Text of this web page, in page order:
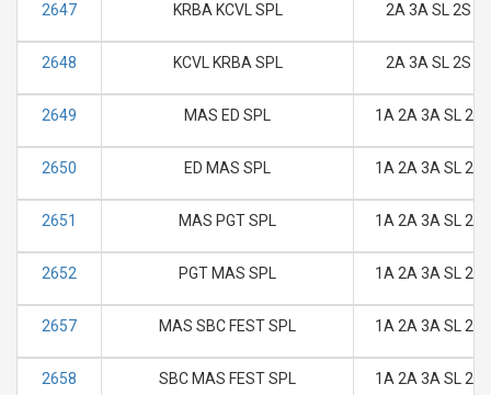
2647 KRBA KCVL SPL 2A 3A SL 2S
2648 KCVL KRBA SPL 2A 3A SL 2S
2649 MAS ED SPL 1A 2A 3A SL 2S
2650 ED MAS SPL 1A 2A 3A SL 2S
2651 MAS PGT SPL 1A 2A 3A SL 2S
2652 PGT MAS SPL 1A 2A 3A SL 2S
2657 MAS SBC FEST SPL 1A 2A 3A SL 2S
2658 SBC MAS FEST SPL 1A 2A 3A SL 2S